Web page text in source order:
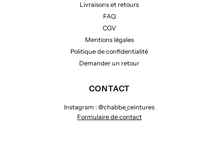
Livraisons et retours
FAQ
CGV
Mentions légales
Politique de confidentialité
Demander un retour
CONTACT
Instagram : @chabbe_ceintures
Formulaire de contact